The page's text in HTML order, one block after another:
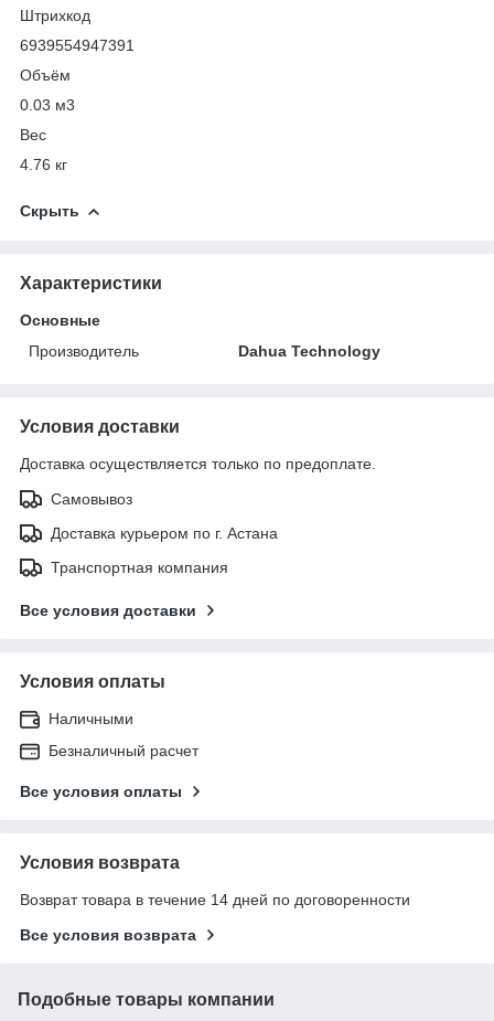
Штрихкод
6939554947391
Объём
0.03 м3
Вес
4.76 кг
Скрыть
Характеристики
Основные
Производитель
Dahua Technology
Условия доставки
Доставка осуществляется только по предоплате.
Самовывоз
Доставка курьером по г. Астана
Транспортная компания
Все условия доставки
Условия оплаты
Наличными
Безналичный расчет
Все условия оплаты
Условия возврата
Возврат товара в течение 14 дней по договоренности
Все условия возврата
Подобные товары компании